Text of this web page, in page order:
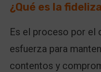
¿Qué es la
Es el proceso por el
esfuerza para
contentos y